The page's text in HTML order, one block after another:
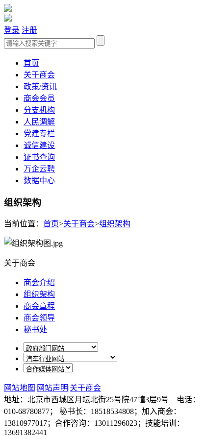
登录 注册
首页
关于商会
政策/资讯
商会会员
分支机构
人民调解
党建专栏
诚信建设
证书查询
万企云聘
数据中心
组织架构
当前位置： 首页>关于商会>组织架构
关于商会
商会介绍
组织架构
商会章程
商会领导
秘书处
网站地图 | 网站声明|关于商会
地址：北京市西城区月坛北街25号院47幢3层9号 电话：
010-68780877； 秘书长：18518534808；加入商会：
13810977017；合作咨询：13011296023；技能培训：
13691382441